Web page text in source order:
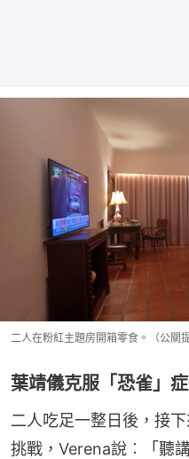
二人在粉紅主題房開箱零食。（公關提
葉靖儀克服「恐雀」
二人吃足一整日後，接
挑戰，Verena說︰「聽